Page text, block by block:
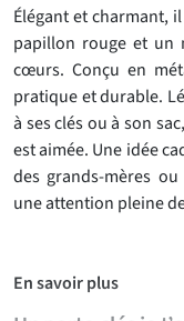
Élégant et charmant,
papillon rouge et un
cœurs. Conçu en
pratique et durable.
à ses clés ou à son
est aimée. Une idée
des grands-mères
une attention pleine
En savoir plus